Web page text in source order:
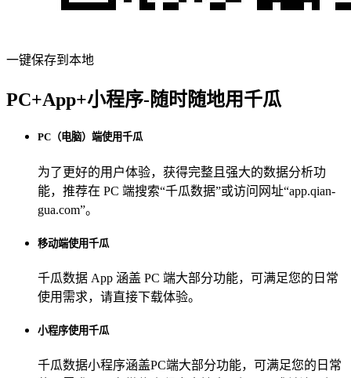
一键保存到本地
PC+App+小程序-随时随地用千瓜
PC（电脑）端使用千瓜
为了更好的用户体验，获得完整且强大的数据分析功
能，推荐在 PC 端搜索“千瓜数据”或访问网址“app.qian-
gua.com”。
移动端使用千瓜
千瓜数据 App 涵盖 PC 端大部分功能，可满足您的日常
使用需求，请直接下载体验。
小程序使用千瓜
千瓜数据小程序涵盖PC端大部分功能，可满足您的日常